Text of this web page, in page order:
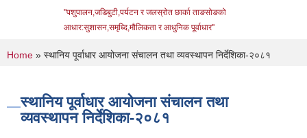
"पशुपालन,जडिबुटी,पर्यटन र जलस्रोत छार्का ताङसोङको
आधार:सुशासन,समृध्दि,मौलिकता र आधुनिक पूर्वाधार''
You are here
Home » स्थानिय पूर्वाधार आयोजना संचालन तथा व्यवस्थापन निर्देशिका-२०८१
स्थानिय पूर्वाधार आयोजना संचालन तथा
व्यवस्थापन निर्देशिका-२०८१